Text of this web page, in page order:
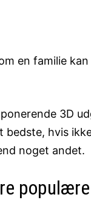
en familie
3D
hvis
noget andet.
populære